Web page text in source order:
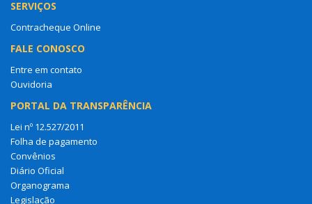
Contracheque Online
FALE CONOSCO
Entre em contato
Ouvidoria
PORTAL DA TRANSPARÊNCIA
Lei nº 12.527/2011
Folha de pagamento
Convênios
Diário Oficial
Organograma
Legislação
Prestação de Contas